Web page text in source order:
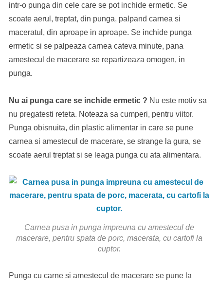
intr-o punga din cele care se pot inchide ermetic. Se
scoate aerul, treptat, din punga, palpand carnea si
maceratul, din aproape in aproape. Se inchide punga
ermetic si se palpeaza carnea cateva minute, pana
amestecul de macerare se repartizeaza omogen, in
punga.
Nu ai punga care se inchide ermetic ? Nu este motiv sa
nu pregatesti reteta. Noteaza sa cumperi, pentru viitor.
Punga obisnuita, din plastic alimentar in care se pune
carnea si amestecul de macerare, se strange la gura, se
scoate aerul treptat si se leaga punga cu ata alimentara.
Carnea pusa in punga impreuna cu amestecul de
macerare, pentru spata de porc, macerata, cu cartofi la
cuptor.
Punga cu carne si amestecul de macerare se pune la